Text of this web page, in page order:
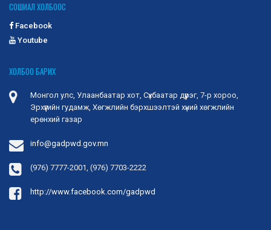
СОШИАЛ ХОЛБООС
Facebook
Youtube
ХОЛБОО БАРИХ
Монгол улс, Улаанбаатар хот, Сүхбаатар дүүрэг, 7-р хороо,
Эрхүүгийн гудамж, Хөгжлийн бэрхшээлтэй хүний хөгжлийн
ерөнхий газар
info@gadpwd.gov.mn
(976) 7777-2001, (976) 7703-2222
http://www.facebook.com/gadpwd